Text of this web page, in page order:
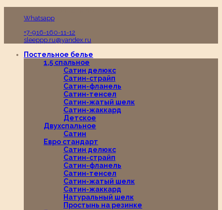
Whatsapp
+7-916-160-11-12
sleeppp.ru@yandex.ru
Постельное белье
1,5 спальное
Сатин делюкс
Сатин-страйп
Сатин-фланель
Сатин-тенсел
Сатин-жатый шелк
Сатин-жаккард
Детское
Двухспальное
Сатин
Евро стандарт
Сатин делюкс
Сатин-страйп
Сатин-фланель
Сатин-тенсел
Сатин-жатый шелк
Сатин-жаккард
Натуральный шелк
Простынь на резинке